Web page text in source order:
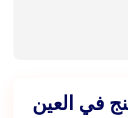
في العين